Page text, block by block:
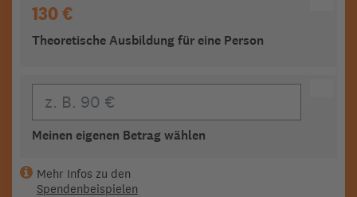
130 €
Theoretische Ausbildung für eine Person
Meinen eigenen Betrag wählen
Mehr Infos zu den
Spendenbeispielen